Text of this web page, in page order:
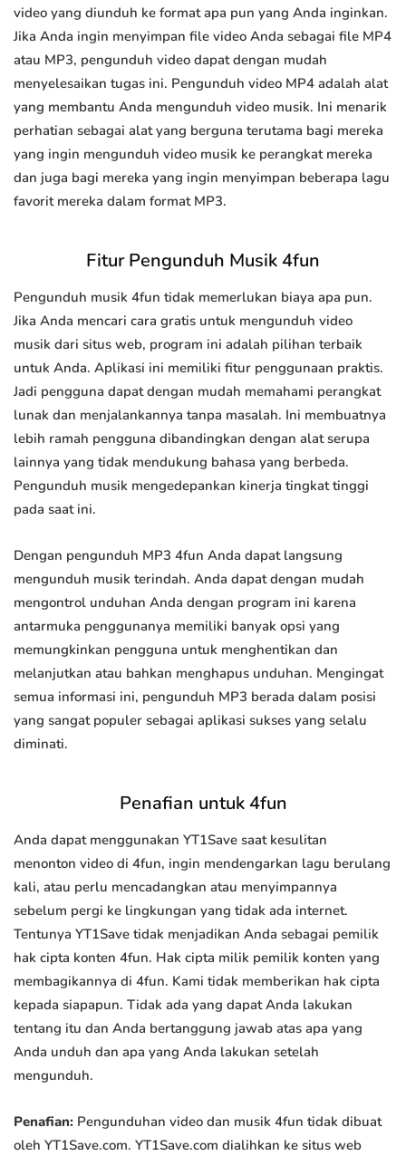
video yang diunduh ke format apa pun yang Anda inginkan.
Jika Anda ingin menyimpan file video Anda sebagai file MP4
atau MP3, pengunduh video dapat dengan mudah
menyelesaikan tugas ini. Pengunduh video MP4 adalah alat
yang membantu Anda mengunduh video musik. Ini menarik
perhatian sebagai alat yang berguna terutama bagi mereka
yang ingin mengunduh video musik ke perangkat mereka
dan juga bagi mereka yang ingin menyimpan beberapa lagu
favorit mereka dalam format MP3.
Fitur Pengunduh Musik 4fun
Pengunduh musik 4fun tidak memerlukan biaya apa pun.
Jika Anda mencari cara gratis untuk mengunduh video
musik dari situs web, program ini adalah pilihan terbaik
untuk Anda. Aplikasi ini memiliki fitur penggunaan praktis.
Jadi pengguna dapat dengan mudah memahami perangkat
lunak dan menjalankannya tanpa masalah. Ini membuatnya
lebih ramah pengguna dibandingkan dengan alat serupa
lainnya yang tidak mendukung bahasa yang berbeda.
Pengunduh musik mengedepankan kinerja tingkat tinggi
pada saat ini.
Dengan pengunduh MP3 4fun Anda dapat langsung
mengunduh musik terindah. Anda dapat dengan mudah
mengontrol unduhan Anda dengan program ini karena
antarmuka penggunanya memiliki banyak opsi yang
memungkinkan pengguna untuk menghentikan dan
melanjutkan atau bahkan menghapus unduhan. Mengingat
semua informasi ini, pengunduh MP3 berada dalam posisi
yang sangat populer sebagai aplikasi sukses yang selalu
diminati.
Penafian untuk 4fun
Anda dapat menggunakan YT1Save saat kesulitan
menonton video di 4fun, ingin mendengarkan lagu berulang
kali, atau perlu mencadangkan atau menyimpannya
sebelum pergi ke lingkungan yang tidak ada internet.
Tentunya YT1Save tidak menjadikan Anda sebagai pemilik
hak cipta konten 4fun. Hak cipta milik pemilik konten yang
membagikannya di 4fun. Kami tidak memberikan hak cipta
kepada siapapun. Tidak ada yang dapat Anda lakukan
tentang itu dan Anda bertanggung jawab atas apa yang
Anda unduh dan apa yang Anda lakukan setelah
mengunduh.
Penafian: Pengunduhan video dan musik 4fun tidak dibuat
oleh YT1Save.com. YT1Save.com dialihkan ke situs web